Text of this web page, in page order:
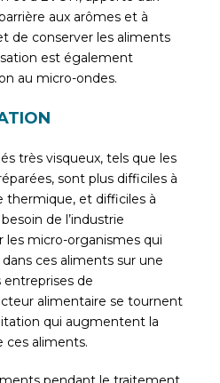
aux arômes et à
de conserver les aliments
est également
au micro-ondes.
très visqueux, tels que les
sont plus difficiles à
thermique, et difficiles à
de l’industrie
les micro-organismes qui
ces aliments sur une
entreprises de
alimentaire se tournent
qui augmentent la
ces aliments.